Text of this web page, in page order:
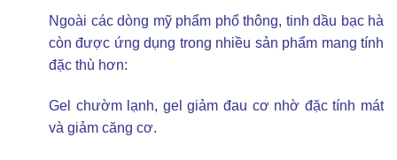
Ngoài các dòng mỹ phẩm phổ thông, tinh dầu bạc hà
còn được ứng dụng trong nhiều sản phẩm mang tính
đặc thù hơn:
Gel chườm lạnh, gel giảm đau cơ nhờ đặc tính mát
và giảm căng cơ.